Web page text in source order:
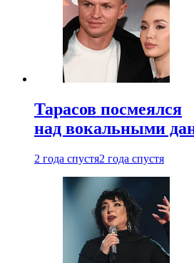
Тарасов посмеялся
над вокальными
2 года спустя2 года спустя